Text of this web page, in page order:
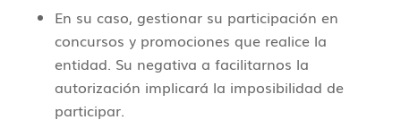
En su caso, gestionar su participación en
concursos y promociones que realice la
entidad. Su negativa a facilitarnos la
autorización implicará la imposibilidad de
participar.